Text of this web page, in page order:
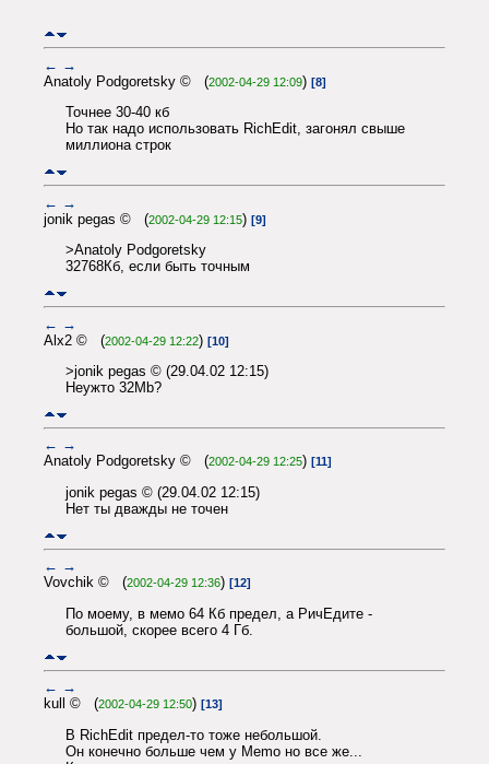
← →
Anatoly Podgoretsky © (2002-04-29 12:09) [8]
Точнее 30-40 кб
Но так надо использовать RichEdit, загонял свыше
миллиона строк
← →
jonik pegas © (2002-04-29 12:15) [9]
>Anatoly Podgoretsky
32768Кб, если быть точным
← →
Alx2 © (2002-04-29 12:22) [10]
>jonik pegas © (29.04.02 12:15)
Неужто 32Mb?
← →
Anatoly Podgoretsky © (2002-04-29 12:25) [11]
jonik pegas © (29.04.02 12:15)
Нет ты дважды не точен
← →
Vovchik © (2002-04-29 12:36) [12]
По моему, в мемо 64 Кб предел, а РичЕдите -
большой, скорее всего 4 Гб.
← →
kull © (2002-04-29 12:50) [13]
В RichEdit предел-то тоже небольшой.
Он конечно больше чем у Memo но все же...